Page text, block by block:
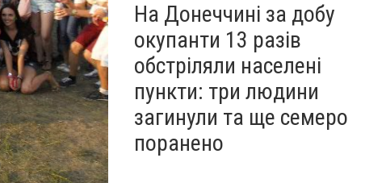
На Донеччині за добу
окупанти 13 разів
обстріляли населені
пункти: три людини
загинули та ще семеро
поранено